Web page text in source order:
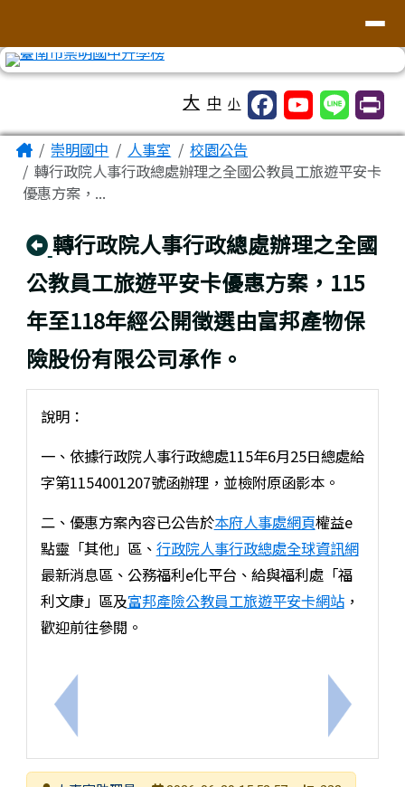
大 中 小
主內容區域
Home崇明國中 人事室
校園公告
轉行政院人事行政總處辦理之全國公教員工旅遊平安卡
優惠方案，...
回上頁
轉行政院人事行政總處辦理之全國
公教員工旅遊平安卡優惠方案，115
年至118年經公開徵選由富邦產物保
險股份有限公司承作。
上一筆：重申各級學校應遵守教育及行政中立相關規
說明：
一、依據行政院人事行政總處115年6月25日總處給
字第1154001207號函辦理，並檢附原函影本。
二、優惠方案內容已公告於本府人事處網頁權益e
點靈「其他」區、 行政院人事行政總處全球資訊網
最新消息區、公務福利e化平台、給與福利處「福
利文康」區及富邦產險公教員工旅遊平安卡網站，
歡迎前往參閱。
下一筆：
頁尾區域